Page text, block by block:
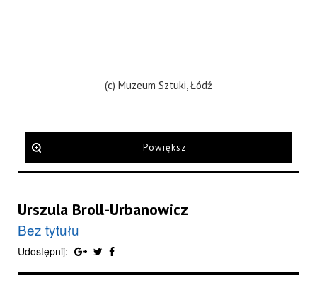
(c) Muzeum Sztuki, Łódź
Powiększ
Urszula Broll-Urbanowicz
Bez tytułu
Udostępnij: